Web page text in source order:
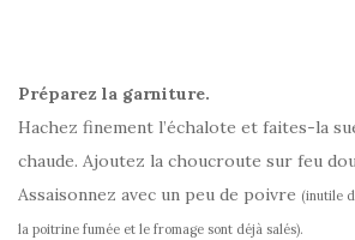
Préparez la garniture.
Hachez finement l’échalote et faites-la
chaude. Ajoutez la choucroute sur feu
Assaisonnez avec un peu de poivre (inutile
la poitrine fumée et le fromage sont déjà salés).